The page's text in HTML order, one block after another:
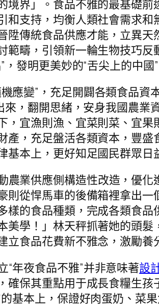
境界」。食品不雅的最基礎
和支持，均衡人類社會需求
陞傳統食品供應才能，立異
範疇，引領新一輪生物技巧
，發明更美妙的“舌尖上的中國”
應變”，充足開闢各類食品資
來，翻開思緒，安身我國農
，宜漁則漁、宜菜則菜、宜果
產，充足盤活各類資本，豐盛
基本上，更好知足國民群眾日
農業供應側構造性改造，優
則從悍馬車的後備箱裡拿出
樣的食品種類，完成各類食
美學！」林天秤抓著她的頭
立食品花費新不雅念，激勵
“年夜食品不雅”并非意味著設
確保其重點用于成長食糧生
基本上，保證好肉蛋奶、菜